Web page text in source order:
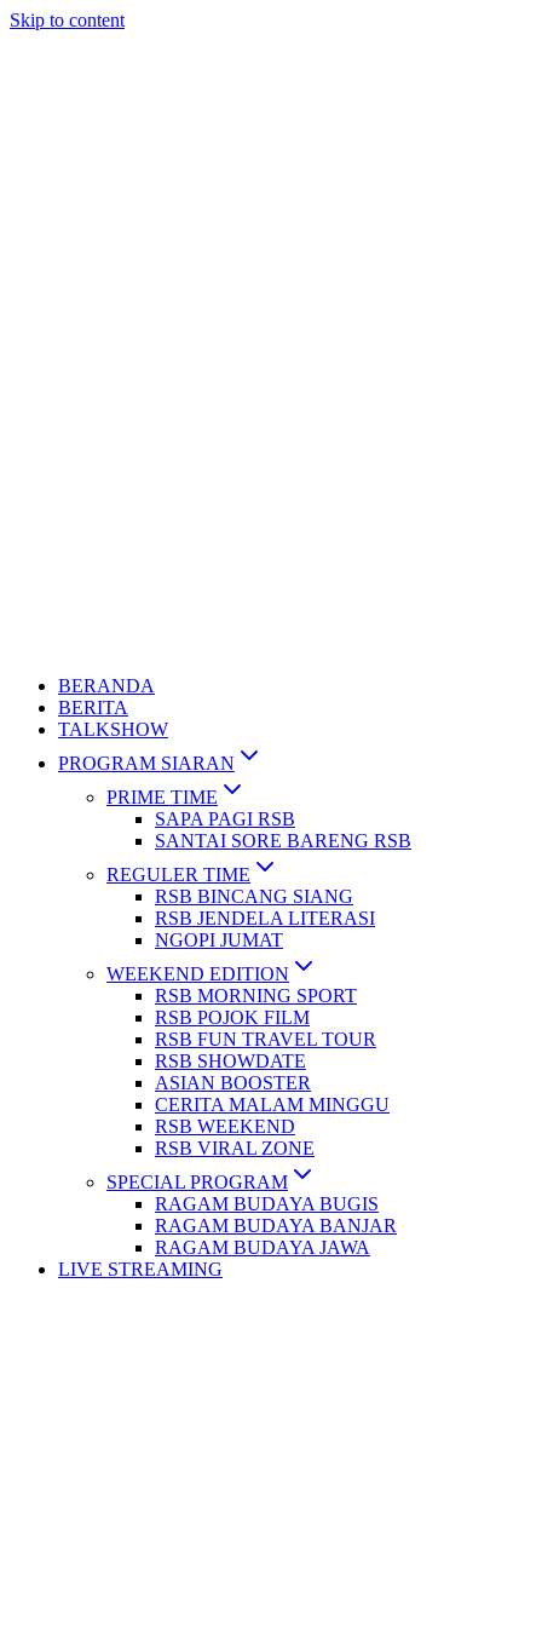
Skip to content
BERANDA
BERITA
TALKSHOW
PROGRAM SIARAN
PRIME TIME
SAPA PAGI RSB
SANTAI SORE BARENG RSB
REGULER TIME
RSB BINCANG SIANG
RSB JENDELA LITERASI
NGOPI JUMAT
WEEKEND EDITION
RSB MORNING SPORT
RSB POJOK FILM
RSB FUN TRAVEL TOUR
RSB SHOWDATE
ASIAN BOOSTER
CERITA MALAM MINGGU
RSB WEEKEND
RSB VIRAL ZONE
SPECIAL PROGRAM
RAGAM BUDAYA BUGIS
RAGAM BUDAYA BANJAR
RAGAM BUDAYA JAWA
LIVE STREAMING